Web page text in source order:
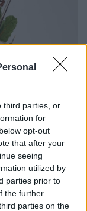
third parties, or
for
opt-out
that after your
seeing
utilized by
parties prior to
the further
parties on the
ÚJ ÉVADÁT
7-én
a klasszikus